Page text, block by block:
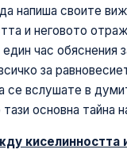
напиша своите
и неговото
час обяснения
за
се вслушате в
основна тайна
киселинността